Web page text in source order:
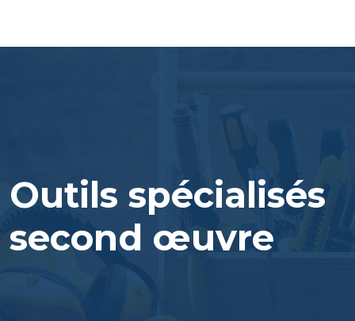
Outils spécialisés
second œuvre